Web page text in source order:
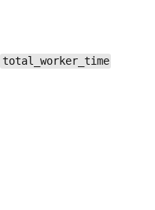
total_worker_time